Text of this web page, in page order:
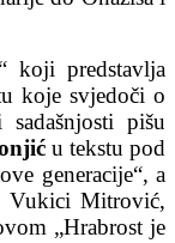
koji predstavlja
koje svjedoči o
pišu
u tekstu pod
generacije“, a
Vukici Mitrović,
„Hrabrost je